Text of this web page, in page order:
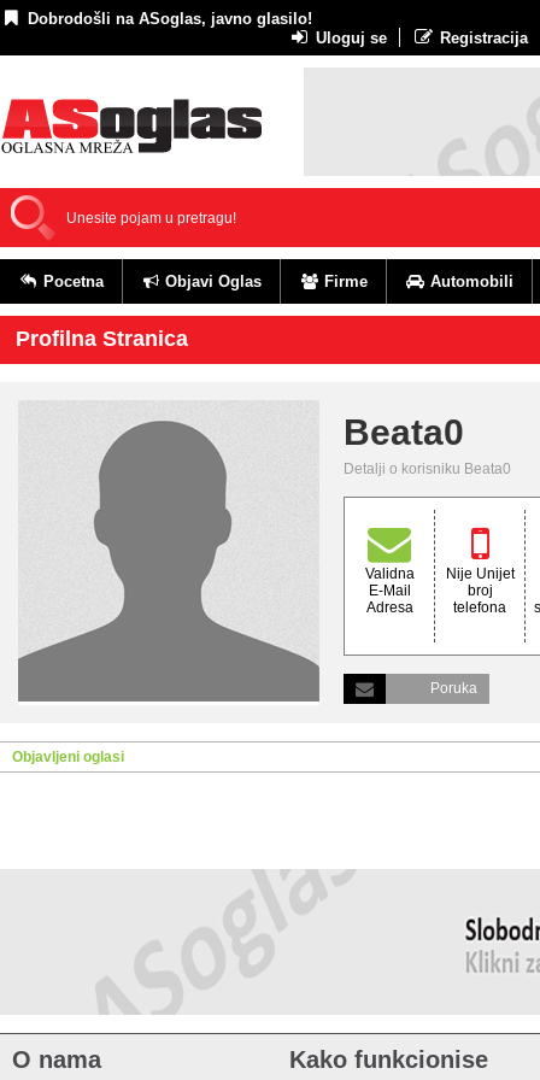
Dobrodošli na ASoglas, javno glasilo!
Uloguj se
Registracija
Pocetna Objavi Oglas Firme Automobili
Profilna Stranica
Beata0
Detalji o korisniku Beata0
Validna
E-Mail
Adresa
Nije Unijet
broj
telefona
Poruka
Objavljeni oglasi
O nama
Kako funkcionise